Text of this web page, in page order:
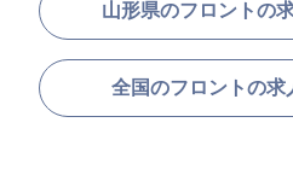
山形県のフロントの
全国のフロントの求